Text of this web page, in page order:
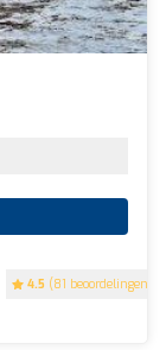
4.5 (81 beoordelingen)